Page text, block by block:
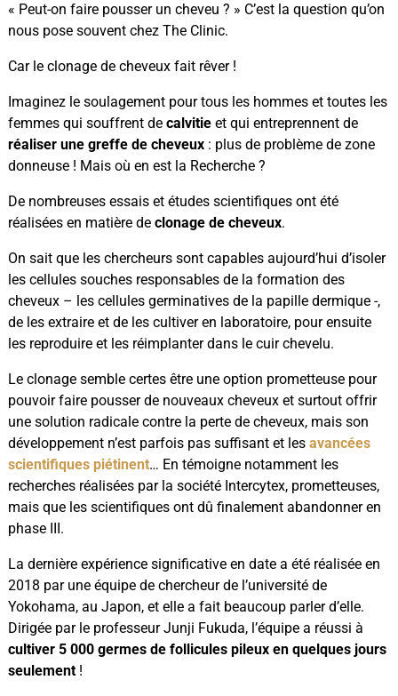
« Peut-on faire pousser un cheveu ? » C’est la question qu’on
nous pose souvent chez The Clinic.
Car le clonage de cheveux fait rêver !
Imaginez le soulagement pour tous les hommes et toutes les
femmes qui souffrent de calvitieet qui entreprennent de
réaliser une greffe de cheveux: plus de problème de zone
donneuse ! Mais où en est la Recherche ?
De nombreuses essais et études scientifiques ont été
réalisées en matière de clonage de cheveux.
On sait que les chercheurs sont capables aujourd’hui d’isoler
les cellules souches responsables de la formation des
cheveux – les cellules germinatives de la papille dermique -,
de les extraire et de les cultiver en laboratoire, pour ensuite
les reproduire et les réimplanter dans le cuir chevelu.
Le clonage semble certes être une option prometteuse pour
pouvoir faire pousser de nouveaux cheveux et surtout offrir
une solution radicale contre la perte de cheveux, mais son
développement n’est parfois pas suffisant et les avancées
scientifiques piétinent… En témoigne notamment les
recherches réalisées par la société Intercytex, prometteuses,
mais que les scientifiques ont dû finalement abandonner en
phase III.
La dernière expérience significative en date a été réalisée en
2018 par une équipe de chercheur de l’université de
Yokohama, au Japon, et elle a fait beaucoup parler d’elle.
Dirigée par le professeur Junji Fukuda, l’équipe a réussi à
cultiver 5 000 germes de follicules pileux en quelques jours
seulement !